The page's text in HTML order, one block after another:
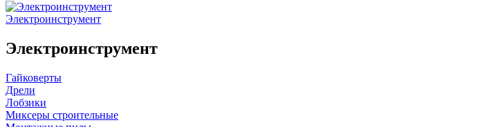
Электроинструмент
Электроинструмент
Гайковерты
Дрели
Лобзики
Миксеры строительные